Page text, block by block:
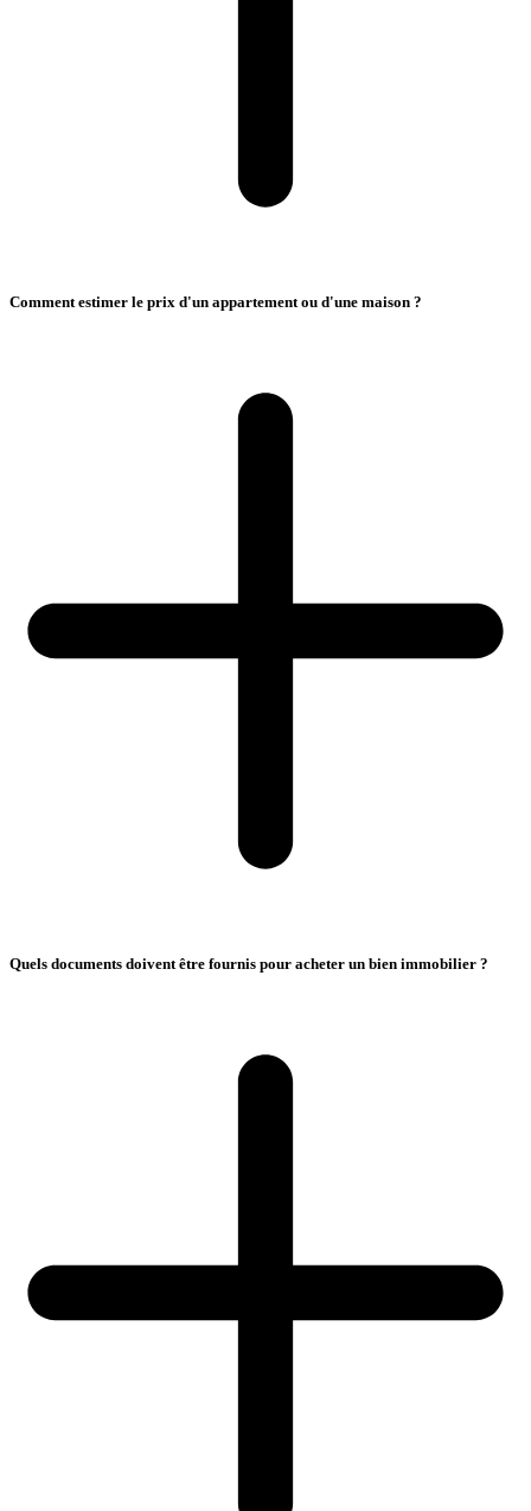
Comment estimer le prix d'un appartement ou d'une maison ?
Quels documents doivent être fournis pour acheter un bien immobilier ?